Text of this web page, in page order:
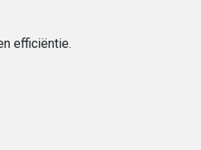
efficiëntie.